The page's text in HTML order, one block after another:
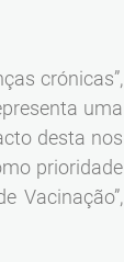
crónicas”,
uma
desta nos
prioridade
Vacinação”,